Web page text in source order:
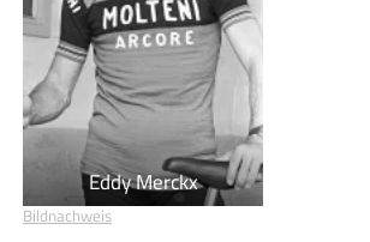
Eddy Merckx
Bildnachweis